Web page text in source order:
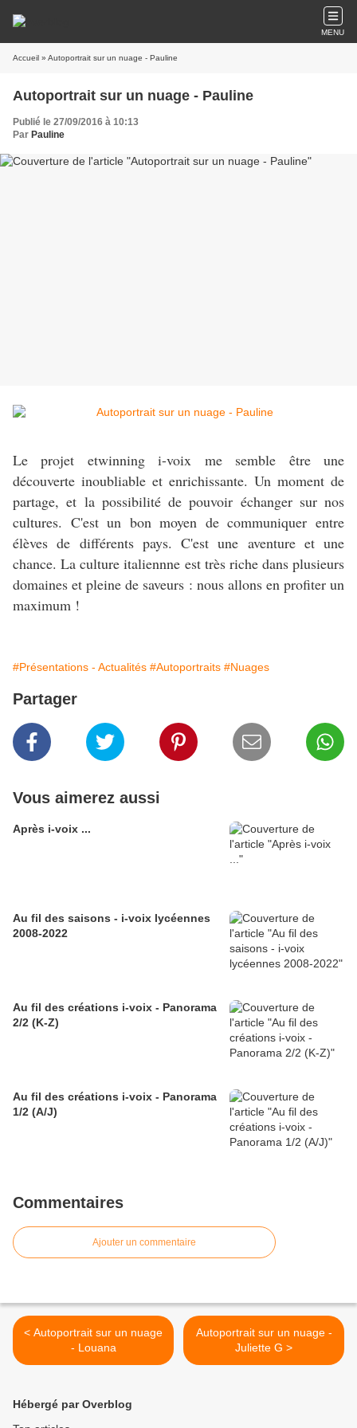
MENU
Accueil » Autoportrait sur un nuage - Pauline
Autoportrait sur un nuage - Pauline
Publié le 27/09/2016 à 10:13
Par Pauline
Le projet etwinning i-voix me semble être une
découverte inoubliable et enrichissante. Un moment de
partage, et la possibilité de pouvoir échanger sur nos
cultures. C'est un bon moyen de communiquer entre
élèves de différents pays. C'est une aventure et une
chance. La culture italiennne est très riche dans plusieurs
domaines et pleine de saveurs : nous allons en profiter un
maximum !
#Présentations - Actualités #Autoportraits #Nuages
Partager
Vous aimerez aussi
Après i-voix ...
Au fil des saisons - i-voix lycéennes
2008-2022
Au fil des créations i-voix - Panorama
2/2 (K-Z)
Au fil des créations i-voix - Panorama
1/2 (A/J)
Commentaires
Ajouter un commentaire
< Autoportrait sur un nuage
- Louana
Autoportrait sur un nuage -
Juliette G >
Hébergé par Overblog